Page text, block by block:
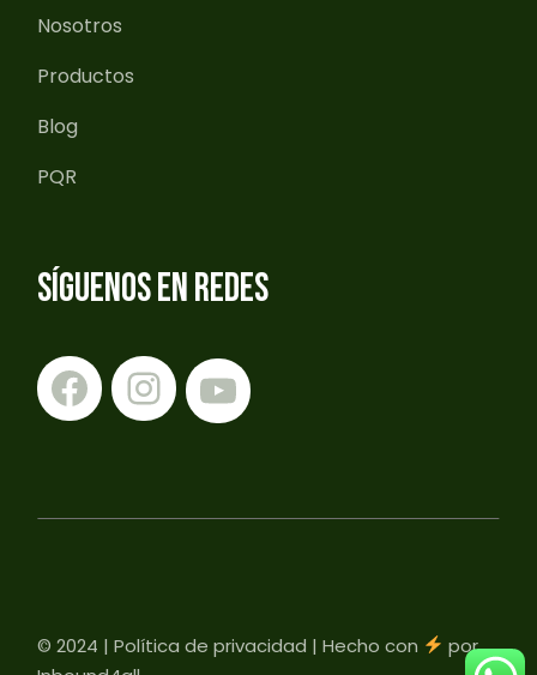
Nosotros
Productos
Blog
PQR
SÍGUENOS EN REDES
© 2024 |Política de privacidad | Hecho con
por